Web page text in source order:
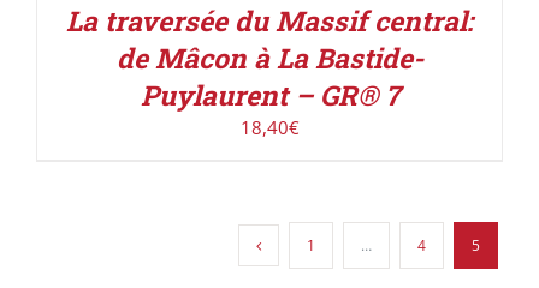
La traversée du Massif central:
de Mâcon à La Bastide-
Puylaurent – GR® 7
18,40€
1 … 4 5